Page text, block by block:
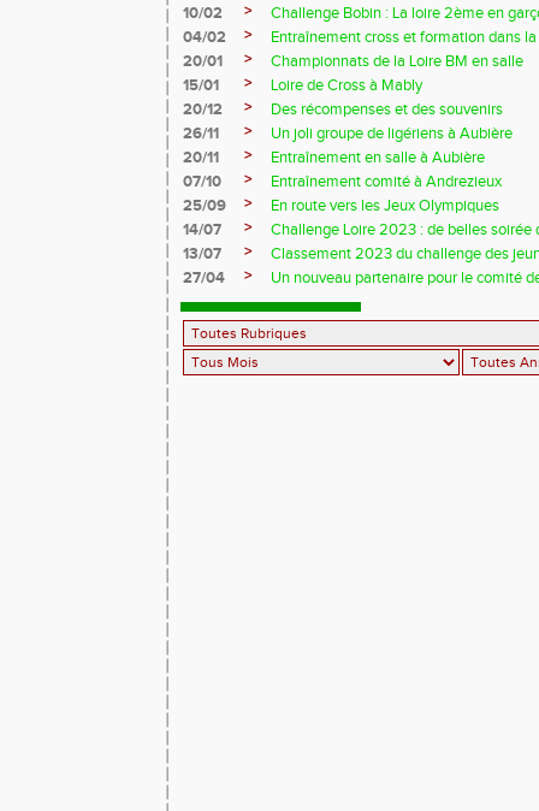
10/02
>
Challenge Bobin : La loire 2ème en
04/02
>
Entraînement cross et formation dans
20/01
>
Championnats de la Loire BM en salle
15/01
>
Loire de Cross à Mably
20/12
>
Des récompenses et des souvenirs
26/11
>
Un joli groupe de ligériens à Aubière
20/11
>
Entraînement en salle à Aubière
07/10
>
Entraînement comité à Andrezieux
25/09
>
En route vers les Jeux Olympiques
14/07
>
Challenge Loire 2023 : de belles soirée
13/07
>
Classement 2023 du challenge des
27/04
> Un nouveau partenaire pour le comité